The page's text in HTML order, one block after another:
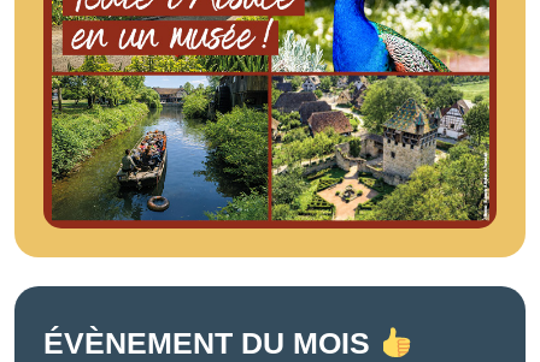
ÉVÈNEMENT DU MOIS